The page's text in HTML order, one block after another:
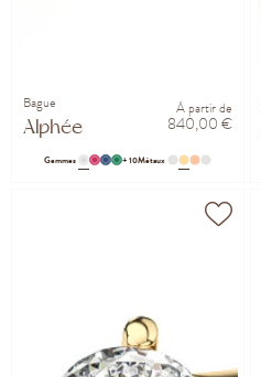
Bague
Alphée
À partir de
840,00 €
Gemmes + 10Métaux